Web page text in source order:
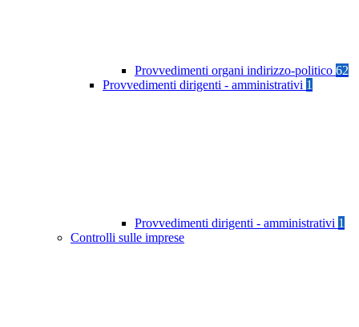
Provvedimenti organi indirizzo-politico 62
Provvedimenti dirigenti - amministrativi 1
Provvedimenti dirigenti - amministrativi 1
Controlli sulle imprese